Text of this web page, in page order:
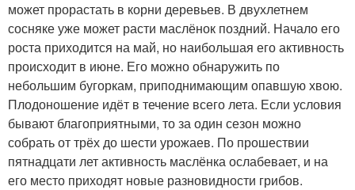
может прорастать в корни деревьев. В двухлетнем
сосняке уже может расти маслёнок поздний. Начало его
роста приходится на май, но наибольшая его активность
происходит в июне. Его можно обнаружить по
небольшим бугоркам, приподнимающим опавшую хвою.
Плодоношение идёт в течение всего лета. Если условия
бывают благоприятными, то за один сезон можно
собрать от трёх до шести урожаев. По прошествии
пятнадцати лет активность маслёнка ослабевает, и на
его место приходят новые разновидности грибов.